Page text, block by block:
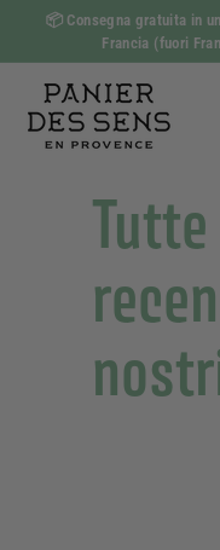
contenuto
📦 Consegna gratuita in
Francia (fuori
a